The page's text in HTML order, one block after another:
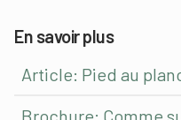
En savoir plus
Article: Pied au
Brochure: Comme